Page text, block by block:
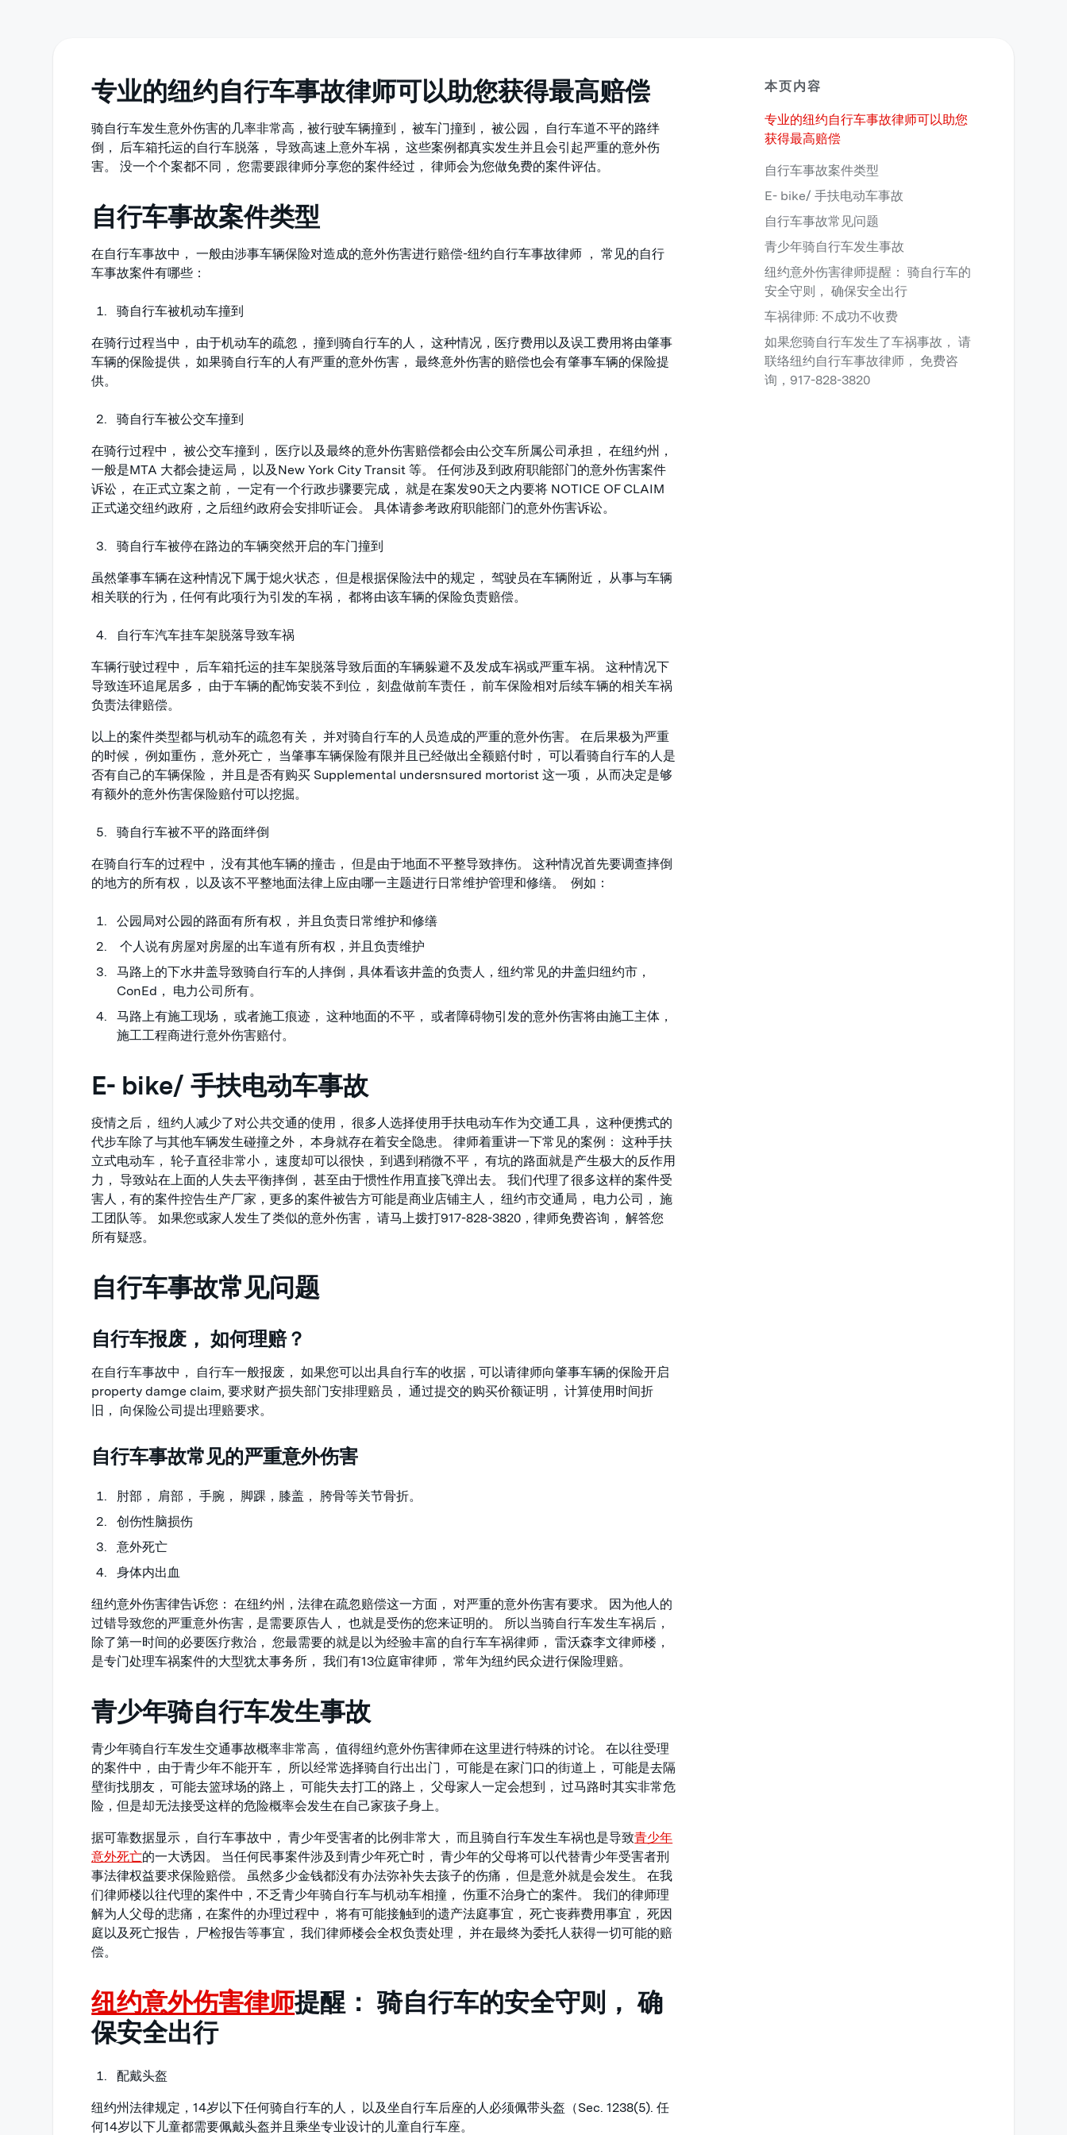
专业的纽约自行车事故律师可以助您获得最高赔偿
骑自行车发生意外伤害的几率非常高，被行驶车辆撞到， 被车门撞到， 被公园， 自行车道不平的路绊
倒， 后车箱托运的自行车脱落， 导致高速上意外车祸， 这些案例都真实发生并且会引起严重的意外伤
害。 没一个个案都不同， 您需要跟律师分享您的案件经过， 律师会为您做免费的案件评估。
自行车事故案件类型
在自行车事故中， 一般由涉事车辆保险对造成的意外伤害进行赔偿-纽约自行车事故律师 ， 常见的自行
车事故案件有哪些：
骑自行车被机动车撞到
在骑行过程当中， 由于机动车的疏忽， 撞到骑自行车的人， 这种情况，医疗费用以及误工费用将由肇事
车辆的保险提供， 如果骑自行车的人有严重的意外伤害， 最终意外伤害的赔偿也会有肇事车辆的保险提
供。
骑自行车被公交车撞到
在骑行过程中， 被公交车撞到， 医疗以及最终的意外伤害赔偿都会由公交车所属公司承担， 在纽约州，
一般是MTA 大都会捷运局， 以及New York City Transit 等。 任何涉及到政府职能部门的意外伤害案件
诉讼， 在正式立案之前， 一定有一个行政步骤要完成， 就是在案发90天之内要将 NOTICE OF CLAIM
正式递交纽约政府，之后纽约政府会安排听证会。 具体请参考政府职能部门的意外伤害诉讼。
骑自行车被停在路边的车辆突然开启的车门撞到
虽然肇事车辆在这种情况下属于熄火状态， 但是根据保险法中的规定， 驾驶员在车辆附近， 从事与车辆
相关联的行为，任何有此项行为引发的车祸， 都将由该车辆的保险负责赔偿。
自行车汽车挂车架脱落导致车祸
车辆行驶过程中， 后车箱托运的挂车架脱落导致后面的车辆躲避不及发成车祸或严重车祸。 这种情况下
导致连环追尾居多， 由于车辆的配饰安装不到位， 刻盘做前车责任， 前车保险相对后续车辆的相关车祸
负责法律赔偿。
以上的案件类型都与机动车的疏忽有关， 并对骑自行车的人员造成的严重的意外伤害。 在后果极为严重
的时候， 例如重伤， 意外死亡， 当肇事车辆保险有限并且已经做出全额赔付时， 可以看骑自行车的人是
否有自己的车辆保险， 并且是否有购买 Supplemental undersnsured mortorist 这一项， 从而决定是够
有额外的意外伤害保险赔付可以挖掘。
骑自行车被不平的路面绊倒
在骑自行车的过程中， 没有其他车辆的撞击， 但是由于地面不平整导致摔伤。 这种情况首先要调查摔倒
的地方的所有权， 以及该不平整地面法律上应由哪一主题进行日常维护管理和修缮。 例如：
公园局对公园的路面有所有权， 并且负责日常维护和修缮
个人说有房屋对房屋的出车道有所有权，并且负责维护
马路上的下水井盖导致骑自行车的人摔倒，具体看该井盖的负责人，纽约常见的井盖归纽约市，
ConEd， 电力公司所有。
马路上有施工现场， 或者施工痕迹， 这种地面的不平， 或者障碍物引发的意外伤害将由施工主体，
施工工程商进行意外伤害赔付。
E- bike/ 手扶电动车事故
疫情之后， 纽约人减少了对公共交通的使用， 很多人选择使用手扶电动车作为交通工具， 这种便携式的
代步车除了与其他车辆发生碰撞之外， 本身就存在着安全隐患。 律师着重讲一下常见的案例： 这种手扶
立式电动车， 轮子直径非常小， 速度却可以很快， 到遇到稍微不平， 有坑的路面就是产生极大的反作用
力， 导致站在上面的人失去平衡摔倒， 甚至由于惯性作用直接飞弹出去。 我们代理了很多这样的案件受
害人，有的案件控告生产厂家，更多的案件被告方可能是商业店铺主人， 纽约市交通局， 电力公司， 施
工团队等。 如果您或家人发生了类似的意外伤害， 请马上拨打917-828-3820，律师免费咨询， 解答您
所有疑惑。
自行车事故常见问题
自行车报废， 如何理赔？
在自行车事故中， 自行车一般报废， 如果您可以出具自行车的收据，可以请律师向肇事车辆的保险开启
property damge claim, 要求财产损失部门安排理赔员， 通过提交的购买价额证明， 计算使用时间折
旧， 向保险公司提出理赔要求。
自行车事故常见的严重意外伤害
肘部， 肩部， 手腕， 脚踝，膝盖， 胯骨等关节骨折。
创伤性脑损伤
意外死亡
身体内出血
纽约意外伤害律告诉您： 在纽约州，法律在疏忽赔偿这一方面， 对严重的意外伤害有要求。 因为他人的
过错导致您的严重意外伤害，是需要原告人， 也就是受伤的您来证明的。 所以当骑自行车发生车祸后，
除了第一时间的必要医疗救治， 您最需要的就是以为经验丰富的自行车车祸律师， 雷沃森李文律师楼，
是专门处理车祸案件的大型犹太事务所， 我们有13位庭审律师， 常年为纽约民众进行保险理赔。
青少年骑自行车发生事故
青少年骑自行车发生交通事故概率非常高， 值得纽约意外伤害律师在这里进行特殊的讨论。 在以往受理
的案件中， 由于青少年不能开车， 所以经常选择骑自行出出门， 可能是在家门口的街道上， 可能是去隔
壁街找朋友， 可能去篮球场的路上， 可能失去打工的路上， 父母家人一定会想到， 过马路时其实非常危
险，但是却无法接受这样的危险概率会发生在自己家孩子身上。
据可靠数据显示， 自行车事故中， 青少年受害者的比例非常大， 而且骑自行车发生车祸也是导致青少年
意外死亡的一大诱因。 当任何民事案件涉及到青少年死亡时， 青少年的父母将可以代替青少年受害者刑
事法律权益要求保险赔偿。 虽然多少金钱都没有办法弥补失去孩子的伤痛， 但是意外就是会发生。 在我
们律师楼以往代理的案件中，不乏青少年骑自行车与机动车相撞， 伤重不治身亡的案件。 我们的律师理
解为人父母的悲痛，在案件的办理过程中， 将有可能接触到的遗产法庭事宜， 死亡丧葬费用事宜， 死因
庭以及死亡报告， 尸检报告等事宜， 我们律师楼会全权负责处理， 并在最终为委托人获得一切可能的赔
偿。
纽约意外伤害律师提醒： 骑自行车的安全守则， 确
保安全出行
配戴头盔
纽约州法律规定，14岁以下任何骑自行车的人， 以及坐自行车后座的人必须佩带头盔（Sec. 1238(5). 任
何14岁以下儿童都需要佩戴头盔并且乘坐专业设计的儿童自行车座。
本页内容
专业的纽约自行车事故律师可以助您
获得最高赔偿
自行车事故案件类型
E- bike/ 手扶电动车事故
自行车事故常见问题
青少年骑自行车发生事故
纽约意外伤害律师提醒： 骑自行车的
安全守则， 确保安全出行
车祸律师: 不成功不收费
如果您骑自行车发生了车祸事故， 请
联络纽约自行车事故律师， 免费咨
询，917-828-3820